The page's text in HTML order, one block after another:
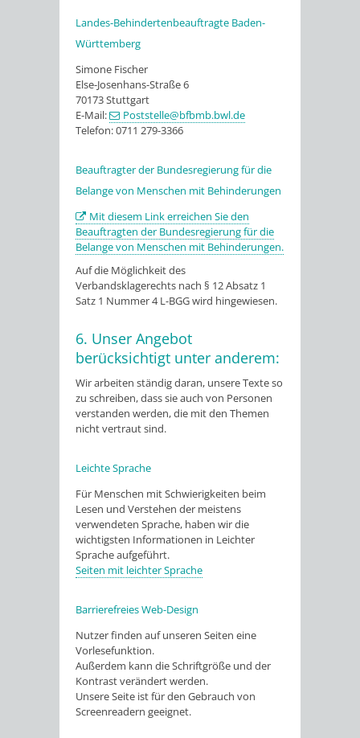
Landes-Behindertenbeauftragte Baden-
Württemberg
Simone Fischer
Else-Josenhans-Straße 6
70173 Stuttgart
E-Mail:
Poststelle@bfbmb.bwl.de
Telefon: 0711 279-3366
Beauftragter der Bundesregierung für die
Belange von Menschen mit Behinderungen
Mit diesem Link erreichen Sie den
Beauftragten der Bundesregierung für die
Belange von Menschen mit Behinderungen.
Auf die Möglichkeit des
Verbandsklagerechts nach § 12 Absatz 1
Satz 1 Nummer 4 L-BGG wird hingewiesen.
6. Unser Angebot
berücksichtigt unter anderem:
Wir arbeiten ständig daran, unsere Texte so
zu schreiben, dass sie auch von Personen
verstanden werden, die mit den Themen
nicht vertraut sind.
Leichte Sprache
Für Menschen mit Schwierigkeiten beim
Lesen und Verstehen der meistens
verwendeten Sprache, haben wir die
wichtigsten Informationen in Leichter
Sprache aufgeführt.
Seiten mit leichter Sprache
Barrierefreies Web-Design
Nutzer finden auf unseren Seiten eine
Vorlesefunktion.
Außerdem kann die Schriftgröße und der
Kontrast verändert werden.
Unsere Seite ist für den Gebrauch von
Screenreadern geeignet.